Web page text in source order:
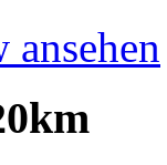
ansehen